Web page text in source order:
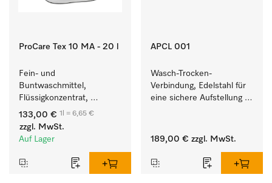
ProCare Tex 10 MA - 20 l
Fein- und
Buntwaschmittel,
Flüssigkonzentrat,
mildalkalisch, 20 l zur
Reinigung von
Buntwäsche und
133,00 € 1l = 6,65 €
zzgl. MwSt.
Auf Lager
APCL 001
Wasch-Trocken-
Verbindung, Edelstahl für
eine sichere Aufstellung
189,00 € zzgl. MwSt.